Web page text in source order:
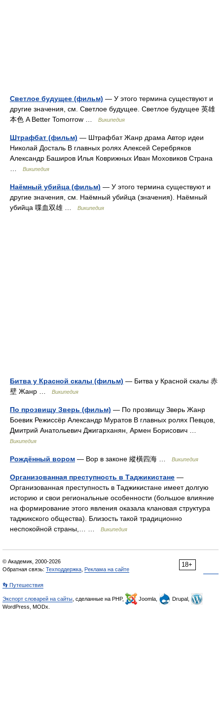
Светлое будущее (фильм) — У этого термина существуют и
другие значения, см. Светлое будущее. Светлое будущее 英雄
本色 A Better Tomorrow …
Википедия
Штрафбат (фильм) — Штрафбат Жанр драма Автор идеи
Николай Досталь В главных ролях Алексей Серебряков
Александр Баширов Илья Коврижных Иван Моховиков Страна
Википедия
Наёмный убийца (фильм) — У этого термина существуют и
другие значения, см. Наёмный убийца (значения). Наёмный
убийца 喋血双雄 …
Википедия
Битва у Красной скалы (фильм) — Битва у Красной скалы 赤
壁 Жанр …
Википедия
По прозвищу Зверь (фильм) — По прозвищу Зверь Жанр
Боевик Режиссёр Александр Муратов В главных ролях Певцов,
Дмитрий Анатольевич Джигарханян, Армен Борисович …
Википедия
Рождённый вором — Вор в законе 縱橫四海 … Википедия
Организованная преступность в Таджикистане —
Организованная преступность в Таджикистане имеет долгую
историю и свои региональные особенности (большое влияние
на формирование этого явления оказала клановая структура
таджикского общества). Близость такой традиционно
неспокойной страны,… …
Википедия
18+
© Академик, 2000-2026
Обратная связь: Техподдержка Реклама на сайте
👣 Путешествия
Экспорт словарей на сайты , сделанные на PHP, Joomla,
Drupal,
WordPress, MODx.